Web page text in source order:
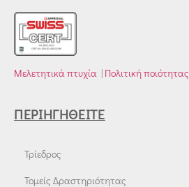
Μελετητικά πτυχία | Πολιτική ποιότητας
ΠΕΡΙΗΓΗΘΕΊΤΕ
Τρίεδρος
Τομείς Δραστηριότητας